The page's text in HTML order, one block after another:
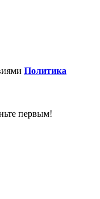
Политика
первым!